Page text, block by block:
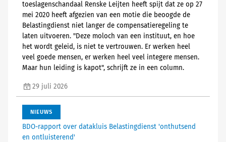
toeslagenschandaal Renske Leijten heeft spijt dat ze op 27
mei 2020 heeft afgezien van een motie die beoogde de
Belastingdienst niet langer de compensatieregeling te
laten uitvoeren. "Deze moloch van een instituut, en hoe
het wordt geleid, is niet te vertrouwen. Er werken heel
veel goede mensen, er werken heel veel integere mensen.
Maar hun leiding is kapot", schrijft ze in een column.
29 juli 2026
NIEUWS
BDO-rapport over datakluis Belastingdienst 'onthutsend
en ontluisterend'